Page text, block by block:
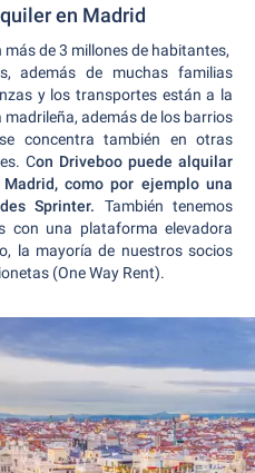
en Madrid
más de 3 millones de habitantes,
además de muchas familias
y los transportes están a la
madrileña, además de los barrios
concentra también en otras
Con Driveboo puede alquilar
como por ejemplo una
Sprinter. También tenemos
con una plataforma elevadora
la mayoría de nuestros socios
(One Way Rent).